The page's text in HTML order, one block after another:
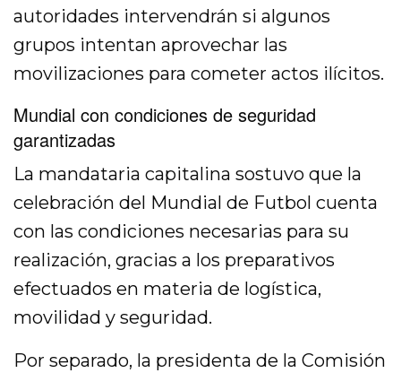
autoridades intervendrán si algunos
grupos intentan aprovechar las
movilizaciones para cometer actos ilícitos.
Mundial con condiciones de seguridad
garantizadas
La mandataria capitalina sostuvo que la
celebración del Mundial de Futbol cuenta
con las condiciones necesarias para su
realización, gracias a los preparativos
efectuados en materia de logística,
movilidad y seguridad.
Por separado, la presidenta de la Comisión